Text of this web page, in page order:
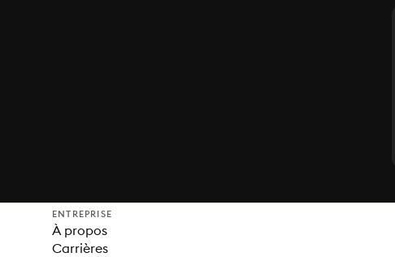
ENTREPRISE
À propos
Carrières